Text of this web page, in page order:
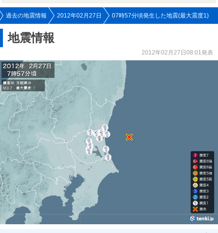
過去の地震情報 2012年02月27日 07時57分頃発生した地震(最大震度1)
地震情報
2012年02月27日08:01発表